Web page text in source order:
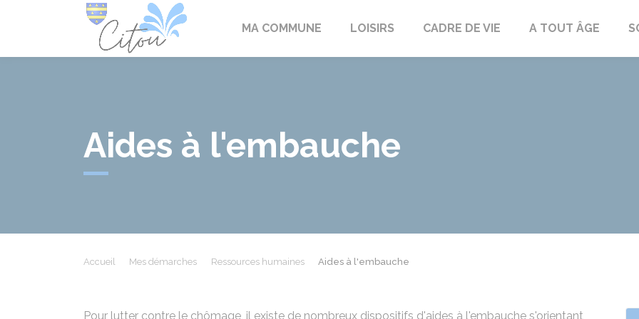
MA COMMUNE LOISIRS CADRE DE VIE A TOUT ÂGE
Aides à l'embauche
Accueil Mes démarches Ressources humaines Aides à l'embauche
Pour lutter contre le chômage, il existe de nombreux dispositifs d'aides à l'embauche s'orientant